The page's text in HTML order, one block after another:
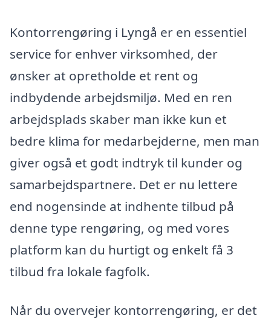
Kontorrengøring i Lyngå er en essentiel
service for enhver virksomhed, der
ønsker at opretholde et rent og
indbydende arbejdsmiljø. Med en ren
arbejdsplads skaber man ikke kun et
bedre klima for medarbejderne, men man
giver også et godt indtryk til kunder og
samarbejdspartnere. Det er nu lettere
end nogensinde at indhente tilbud på
denne type rengøring, og med vores
platform kan du hurtigt og enkelt få 3
tilbud fra lokale fagfolk.
Når du overvejer kontorrengøring, er det